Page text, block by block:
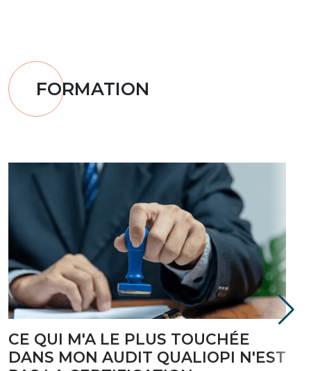
FORMATION
DONNER POUR RECEVOIR EN
ÉTANT FORMATEUR